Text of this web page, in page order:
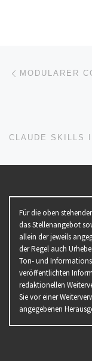
Für die oben
das Stellenangebot
allein der jeweils
der Regel auch
Ton- und
veröffentlichten
redaktionellen
Sie vor einer
angegebenen